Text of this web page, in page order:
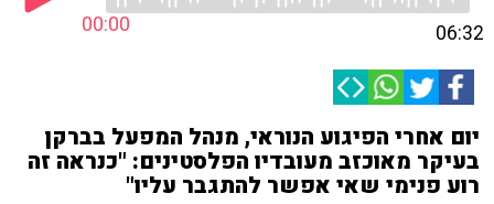
00:00 06:32
יום אחרי הפיגוע הנוראי, מנהל המפעל בברקן
בעיקר מאוכזב מעובדיו הפלסטינים: "כנראה זה
רוע פנימי שאי אפשר להתגבר עליו"